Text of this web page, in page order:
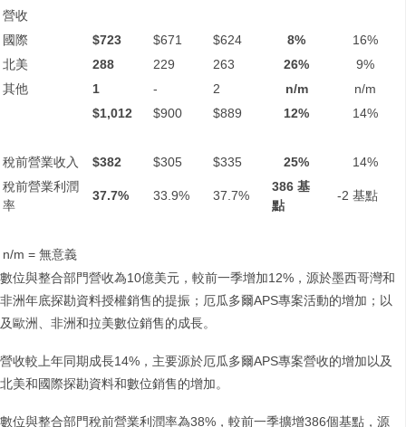
營收
國際
$723 $671 $624 8%
16%
北美
288 229 263 26%
9%
其他
1 - 2 n/m
n/m
$1,012
$900 $889 12% 14%
稅前營業收入 $382 $305 $335 25%
14%
稅前營業利潤
率
37.7% 33.9% 37.7%
386 基
點
-2 基點
n/m = 無意義
數位與整合部門營收為10億美元，較前一季增加12%，源於墨西哥灣和
非洲年底探勘資料授權銷售的提振；厄瓜多爾APS專案活動的增加；以
及歐洲、非洲和拉美數位銷售的成長。
營收較上年同期成長14%，主要源於厄瓜多爾APS專案營收的增加以及
北美和國際探勘資料和數位銷售的增加。
數位與整合部門稅前營業利潤率為38%，較前一季擴增386個基點，源